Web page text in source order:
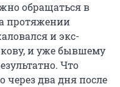
обращаться в
протяжении
и экс-
и уже бывшему
Что
через два дня после